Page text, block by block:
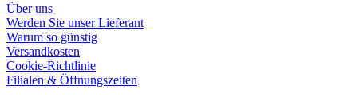
Über uns
Werden Sie unser Lieferant
Warum so günstig
Versandkosten
Cookie-Richtlinie
Filialen & Öffnungszeiten